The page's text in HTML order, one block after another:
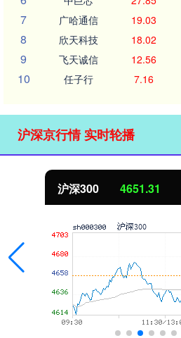
7 广哈通信 19.03
8 欣天科技 18.02
9 飞天诚信 12.56
10 任子行 7.16
沪深京行情 实时轮播
沪深300 4651.31